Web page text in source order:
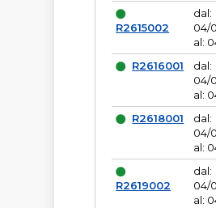
R2615002
dal:
04/
al:
R2616001
dal:
04/
al:
R2618001
dal:
04/
al:
R2619002
dal:
04/
al: